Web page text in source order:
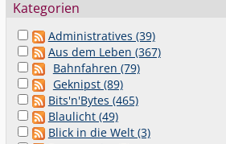
Kategorien
Administratives (39)
Aus dem Leben (367)
Bahnfahren (79)
Geknipst (89)
Bits'n'Bytes (465)
Blaulicht (49)
Blick in die Welt (3)